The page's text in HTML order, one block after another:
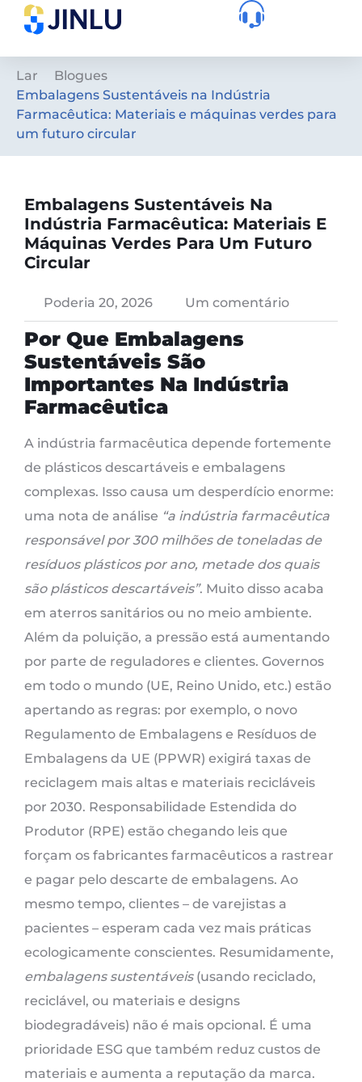
Lar
Blogues
Embalagens Sustentáveis ​​na Indústria
Farmacêutica: Materiais e máquinas verdes para
um futuro circular
Embalagens Sustentáveis ​​na
Indústria Farmacêutica: Materiais E
Máquinas Verdes Para Um Futuro
Circular
Poderia 20, 2026 Um comentário
Por Que Embalagens
Sustentáveis ​​são
Importantes Na Indústria
Farmacêutica
A indústria farmacêutica depende fortemente
de plásticos descartáveis ​​e embalagens
complexas. Isso causa um desperdício enorme:
uma nota de análise “a indústria farmacêutica
responsável por 300 milhões de toneladas de
resíduos plásticos por ano, metade dos quais
são plásticos descartáveis”. Muito disso acaba
em aterros sanitários ou no meio ambiente.
Além da poluição, a pressão está aumentando
por parte de reguladores e clientes. Governos
em todo o mundo (UE, Reino Unido, etc.) estão
apertando as regras: por exemplo, o novo
Regulamento de Embalagens e Resíduos de
Embalagens da UE (PPWR) exigirá taxas de
reciclagem mais altas e materiais recicláveis ​​
por 2030. Responsabilidade Estendida do
Produtor (RPE) estão chegando leis que
forçam os fabricantes farmacêuticos a rastrear
e pagar pelo descarte de embalagens. Ao
mesmo tempo, clientes – de varejistas a
pacientes – esperam cada vez mais práticas
ecologicamente conscientes. Resumidamente,
embalagens sustentáveis(usando reciclado,
reciclável, ou materiais e designs
biodegradáveis) não é mais opcional. É uma
prioridade ESG que também reduz custos de
materiais e aumenta a reputação da marca.